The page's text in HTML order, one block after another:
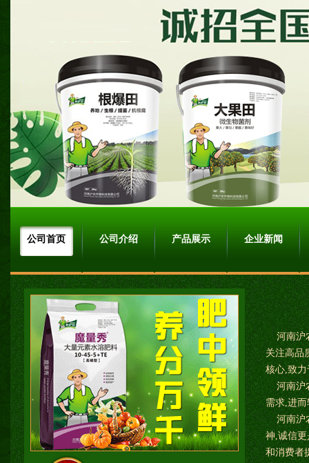
公司首页 公司介绍 产品展示 企业新闻
河南沪农
关注高品
核心,致
河南沪农
需求,进
河南沪农
神,诚信
和消费者